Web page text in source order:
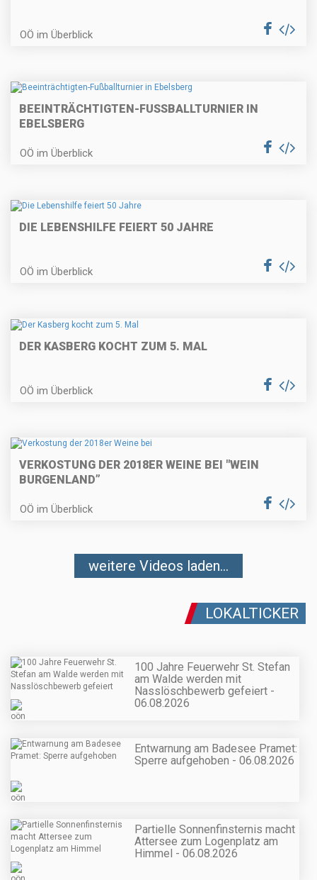
OÖ im Überblick
BEEINTRÄCHTIGTEN-FUSSBALLTURNIER IN E
BELSBERG
OÖ im Überblick
DIE LEBENSHILFE FEIERT 50 JAHRE
OÖ im Überblick
DER KASBERG KOCHT ZUM 5. MAL
OÖ im Überblick
VERKOSTUNG DER 2018ER WEINE BEI "WEIN
BURGENLAND”
OÖ im Überblick
weitere Videos laden...
LOKALTICKER
100 Jahre Feuerwehr St. Stefan
am Walde werden mit
Nasslöschbewerb gefeiert -
06.08.2026
Entwarnung am Badesee Pramet:
Sperre aufgehoben - 06.08.2026
Partielle Sonnenfinsternis macht
Attersee zum Logenplatz am
Himmel - 06.08.2026